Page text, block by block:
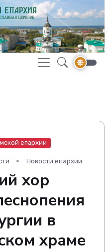
епархии
Новости епархии
хор
в
храме